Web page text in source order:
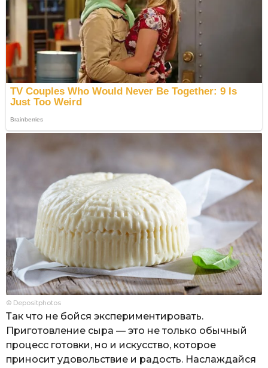
© Depositphotos
Так что не бойся экспериментировать.
Приготовление сыра — это не только обычный
процесс готовки, но и искусство, которое
приносит удовольствие и радость. Наслаждайся